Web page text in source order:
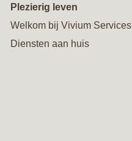
Plezierig leven
Welkom bij Vivium Services
Diensten aan huis